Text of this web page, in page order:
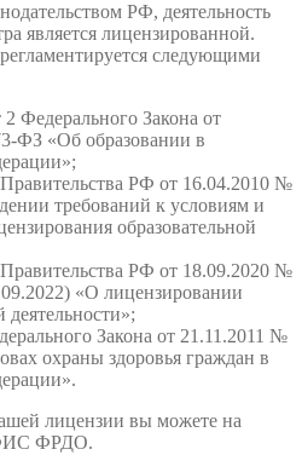
РФ, деятельность
является лицензированной.
следующими
2 Федерального Закона от
ФЗ «Об образовании в
РФ от 16.04.2010 №
требований к условиям и
образовательной
РФ от 18.09.2020 №
«О лицензировании
деятельности»;
Закона от 21.11.2011 №
охраны здоровья граждан в
лицензии вы можете на
ФРДО.